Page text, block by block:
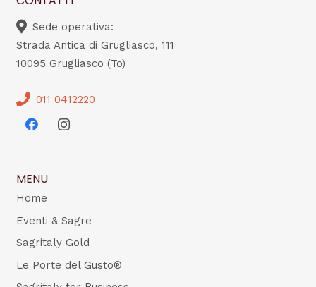
Sede operativa:
Strada Antica di Grugliasco, 111
10095 Grugliasco (To)
011 0412220
MENU
Home
Eventi & Sagre
Sagritaly Gold
Le Porte del Gusto®